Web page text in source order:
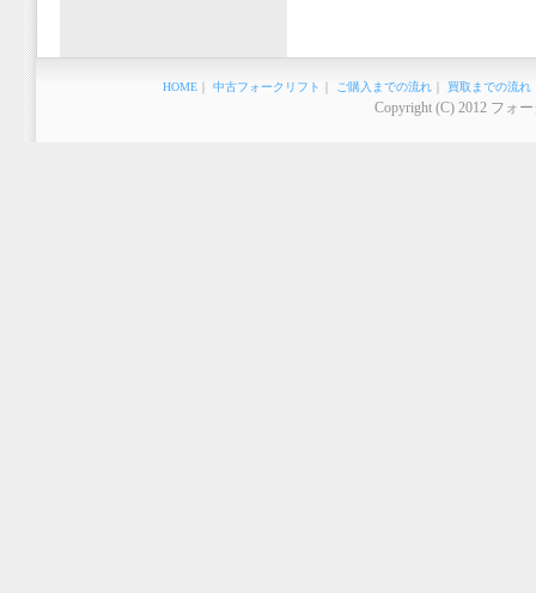
HOME 中古フォークリフト ご購入までの流れ 買取までの流れ
Copyright (C) 2012 フォ